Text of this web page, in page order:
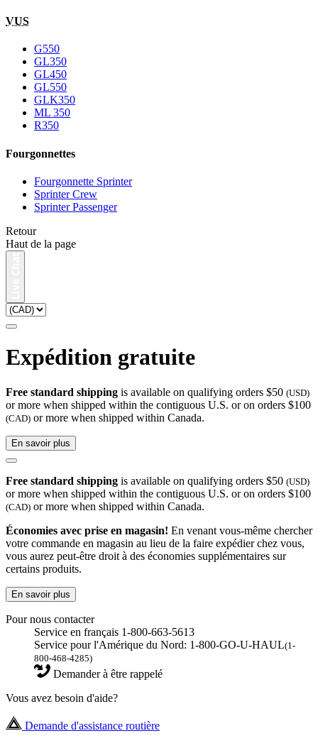
VUS
G550
GL350
GL450
GL550
GLK350
ML 350
R350
Fourgonnettes
Fourgonnette Sprinter
Sprinter Crew
Sprinter Passenger
Retour
Haut de la page
Expédition gratuite
Free standard shipping is available on qualifying orders $50 (USD)
or more when shipped within the contiguous U.S. or on orders $100
(CAD) or more when shipped within Canada.
En savoir plus
Free standard shipping is available on qualifying orders $50 (USD)
or more when shipped within the contiguous U.S. or on orders $100
(CAD) or more when shipped within Canada.
Économies avec prise en magasin! En venant vous-même chercher
votre commande en magasin au lieu de la faire expédier chez vous,
vous aurez peut-être droit à des économies supplémentaires sur
certains produits.
En savoir plus
Pour nous contacter
Service en français 1-800-663-5613
Service pour l'Amérique du Nord: 1-800-GO-U-HAUL(1-
800-468-4285)
Demander à être rappelé
Vous avez besoin d'aide?
Demande d'assistance routière